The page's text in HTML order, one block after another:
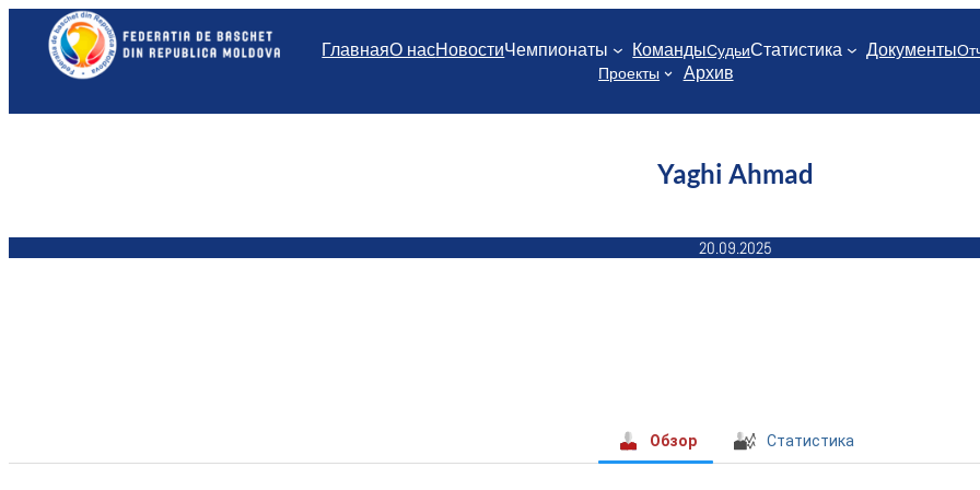
Перейти
содержимому
ГлавнаяО насНовостиЧемпионаты КомандыСудьиСтатистика Документы
Проекты
Архив
Yaghi Ahmad
20.09.2025
Обзор Статистика